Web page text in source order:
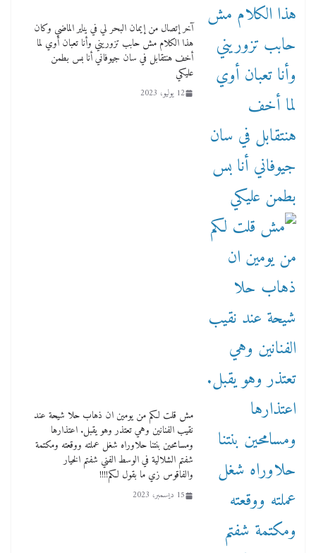
آخر إتصال من إيمان البحر لي في يناير الماضي وكان
هذا الكلام مش حابب تزوريني وأنا تعبان أوي لما
أخف هنتقابل في سان جيوفاني أنا بس بطمن
عليكي
12 يوليو، 2023
مش قلت لكم من يومين ان ذهاب حلا شيحة عند
نقيب الفنانين وهي تعتذر وهو يقبل. اعتذارها
ومسامحين بنتنا حلاوراه شغل عملته ووقعته ومكتمة
شفتم الشلالية في الوسط الفني شفتم الخيار
والفاقوس زي ما بقول لكم!!!!
15 ديسمبر، 2023